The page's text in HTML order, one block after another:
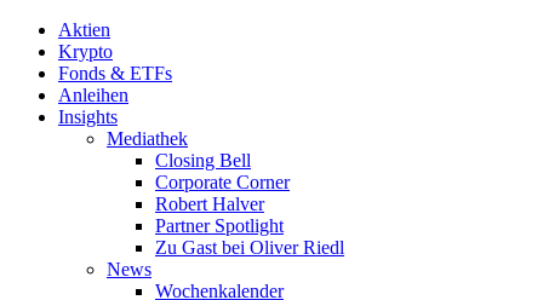
Aktien
Krypto
Fonds & ETFs
Anleihen
Insights
Mediathek
Closing Bell
Corporate Corner
Robert Halver
Partner Spotlight
Zu Gast bei Oliver Riedl
News
Wochenkalender